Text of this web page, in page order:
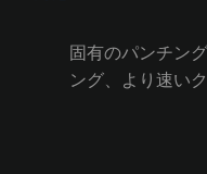
固有のパンチン
ング、より速い